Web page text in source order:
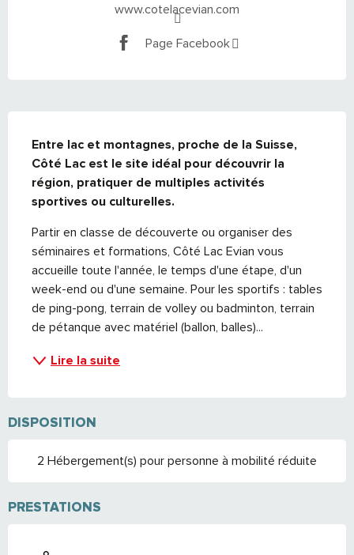
www.cotelacevian.com
Page Facebook
Entre lac et montagnes, proche de la Suisse,
Côté Lac est le site idéal pour découvrir la
région, pratiquer de multiples activités
sportives ou culturelles.
Partir en classe de découverte ou organiser des
séminaires et formations, Côté Lac Evian vous
accueille toute l'année, le temps d'une étape, d'un
week-end ou d'une semaine. Pour les sportifs : tables
de ping-pong, terrain de volley ou badminton, terrain
de pétanque avec matériel (ballon, balles)...
Lire la suite
DISPOSITION
2 Hébergement(s) pour personne à mobilité réduite
PRESTATIONS